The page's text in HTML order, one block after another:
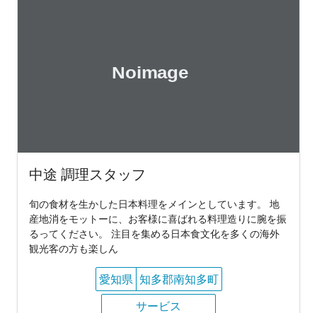
中途 調理スタッフ
旬の食材を生かした日本料理をメインとしています。 地
産地消をモットーに、お客様に喜ばれる料理造りに腕を振
るってください。 注目を集める日本食文化を多くの海外
観光客の方も楽しん
愛知県 知多郡南知多町
サービス